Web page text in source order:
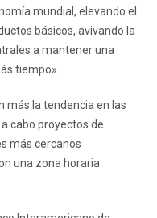
mundial, elevando el
básicos, avivando la
a mantener una
tiempo».
más la tendencia en las
cabo proyectos de
más cercanos
una zona horaria